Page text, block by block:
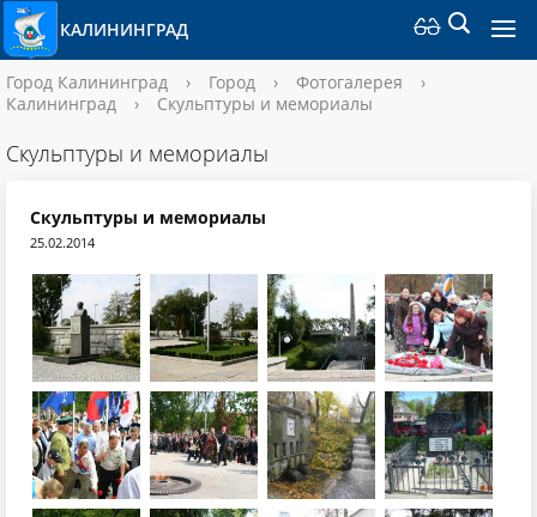
КАЛИНИНГРАД
Город Калининград › Город › Фотогалерея
›
Калининград
› Скульптуры и мемориалы
Скульптуры и мемориалы
Скульптуры и мемориалы
25.02.2014